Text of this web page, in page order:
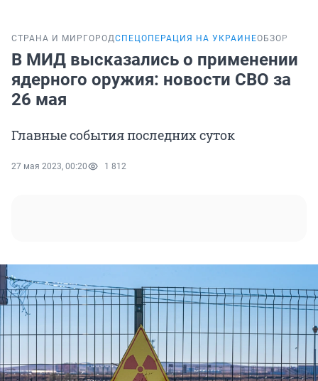
СТРАНА И МИР ГОРОДСПЕЦОПЕРАЦИЯ НА УКРАИНЕОБЗОР
В МИД высказались о применении
ядерного оружия: новости СВО за
26 мая
Главные события последних суток
27 мая 2023, 00:20 1 812